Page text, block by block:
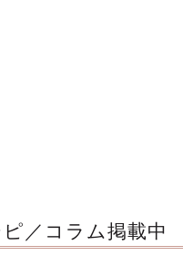
ピ／コラム掲載中